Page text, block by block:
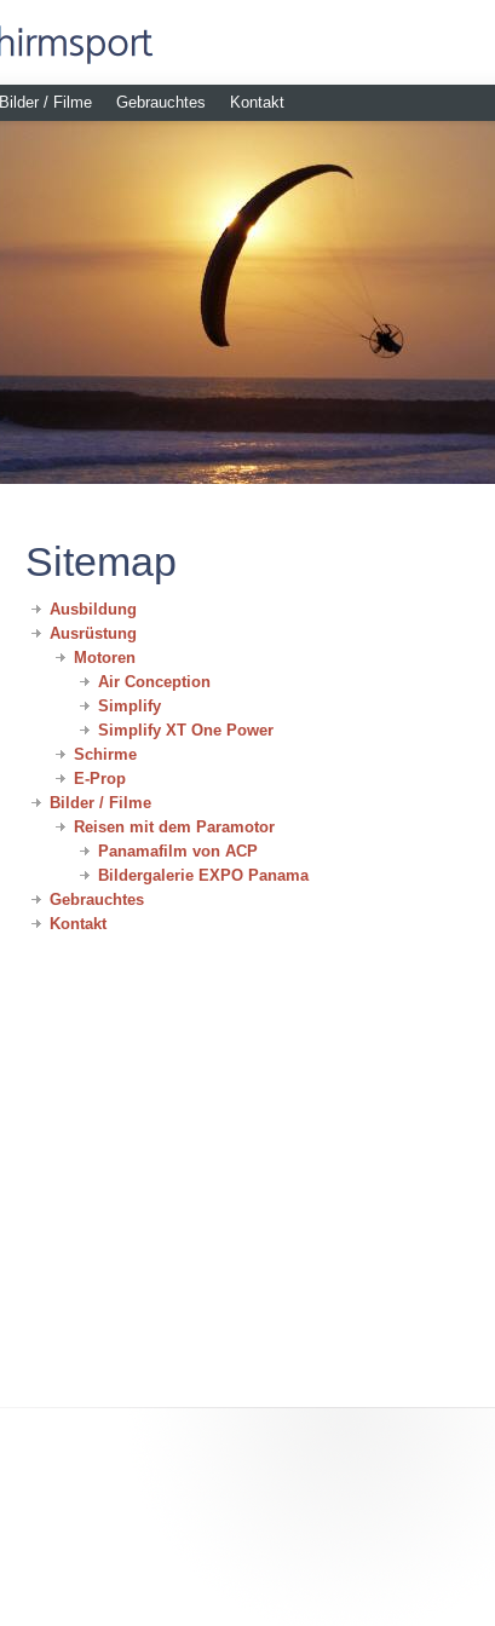
Bilder / Filme Gebrauchtes Kontakt
Sitemap
Ausbildung
Ausrüstung
Motoren
Air Conception
Simplify
Simplify XT One Power
Schirme
E-Prop
Bilder / Filme
Reisen mit dem Paramotor
Panamafilm von ACP
Bildergalerie EXPO Panama
Gebrauchtes
Kontakt